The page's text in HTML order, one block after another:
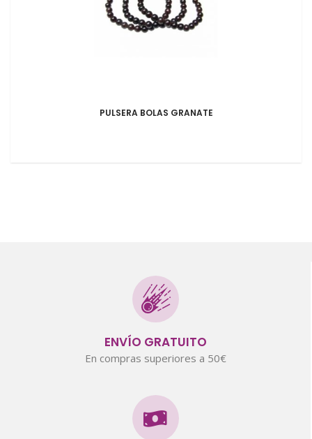
PULSERA BOLAS GRANATE
ENVÍO GRATUITO
En compras superiores a 50€